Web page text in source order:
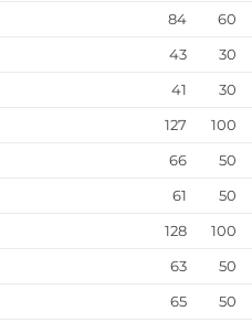
84
60
43
30
41
30
127
100
66
50
61
50
128
100
63
50
65
50